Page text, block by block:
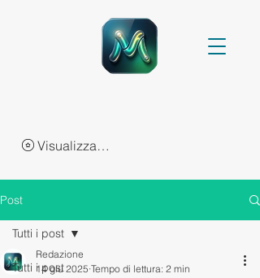
Visualizza punti
Post
Tutti i post
Tutti i post
Redazione
14 giu 2025 Tempo di lettura: 2 min